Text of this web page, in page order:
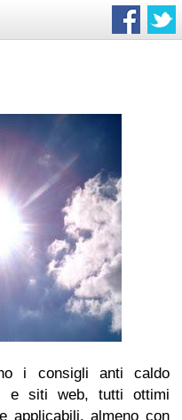
i consigli anti caldo
e siti web, tutti ottimi
applicabili, almeno con